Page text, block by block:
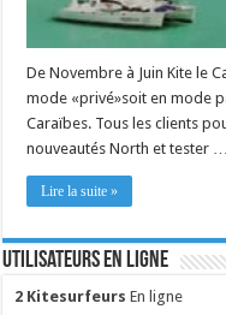
De Novembre à Juin Kite le
mode «privé»soit en mode
Caraïbes. Tous les clients
nouveautés North et tester …
Lire la suite »
Utilisateurs en ligne
2 Kitesurfeurs En ligne